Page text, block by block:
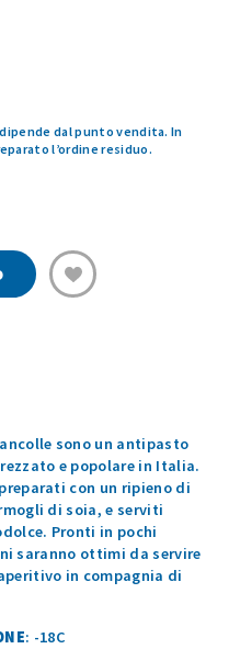
dal punto vendita. In
l’ordine residuo.
sono un antipasto
e popolare in Italia.
con un ripieno di
di soia, e serviti
Pronti in pochi
saranno ottimi da servire
in compagnia di
: -18C